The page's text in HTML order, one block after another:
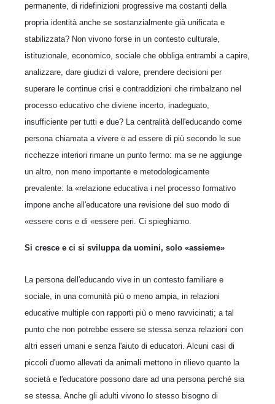
permanente, di ridefinizioni progressive ma costanti della
propria identità anche se sostanzialmente già unificata e
stabilizzata? Non vivono forse in un contesto culturale,
istituzionale, economico, sociale che obbliga entrambi a capire,
analizzare, dare giudizi di valore, prendere decisioni per
superare le continue crisi e contraddizioni che rimbalzano nel
processo educativo che diviene incerto, inadeguato,
insufficiente per tutti e due? La centralità dell'educando come
persona chiamata a vivere e ad essere di più secondo le sue
ricchezze interiori rimane un punto fermo: ma se ne aggiunge
un altro, non meno importante e metodologicamente
prevalente: la «relazione educativa i nel processo formativo
impone anche all'educatore una revisione del suo modo di
«essere cons e di «essere peri. Ci spieghiamo.
Si cresce e ci si sviluppa da uomini, solo «assieme»
La persona dell'educando vive in un contesto familiare e
sociale, in una comunità più o meno ampia, in relazioni
educative multiple con rapporti più o meno ravvicinati; a tal
punto che non potrebbe essere se stessa senza relazioni con
altri esseri umani e senza l'aiuto di educatori. Alcuni casi di
piccoli d'uomo allevati da animali mettono in rilievo quanto la
società e l'educatore possono dare ad una persona perché sia
se stessa. Anche gli adulti vivono lo stesso bisogno di